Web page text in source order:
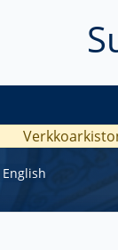
English